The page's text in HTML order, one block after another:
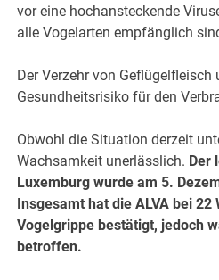
vor eine hochansteckende
alle Vogelarten empfänglich
Der Verzehr von Geflügelfleisch
Gesundheitsrisiko für den
Obwohl die Situation derzeit
Wachsamkeit unerlässlich. Der
Luxemburg wurde am 5.
Insgesamt hat die ALVA bei 22
Vogelgrippe bestätigt, jedoch
betroffen.